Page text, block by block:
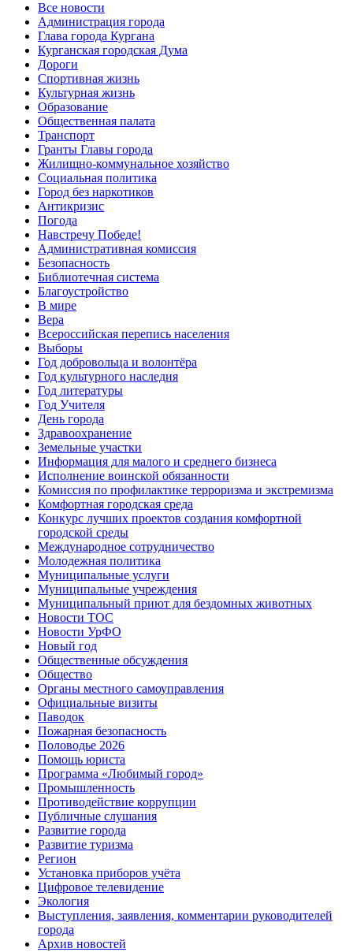
Все новости
Администрация города
Глава города Кургана
Курганская городская Дума
Дороги
Спортивная жизнь
Культурная жизнь
Образование
Общественная палата
Транспорт
Гранты Главы города
Жилищно-коммунальное хозяйство
Социальная политика
Город без наркотиков
Антикризис
Погода
Навстречу Победе!
Административная комиссия
Безопасность
Библиотечная система
Благоустройство
В мире
Вера
Всероссийская перепись населения
Выборы
Год добровольца и волонтёра
Год культурного наследия
Год литературы
Год Учителя
День города
Здравоохранение
Земельные участки
Информация для малого и среднего бизнеса
Исполнение воинской обязанности
Комиссия по профилактике терроризма и экстремизма
Комфортная городская среда
Конкурс лучших проектов создания комфортной
городской среды
Международное сотрудничество
Молодежная политика
Муниципальные услуги
Муниципальные учреждения
Муниципальный приют для бездомных животных
Новости ТОС
Новости УрФО
Новый год
Общественные обсуждения
Общество
Органы местного самоуправления
Официальные визиты
Паводок
Пожарная безопасность
Половодье 2026
Помощь юриста
Программа «Любимый город»
Промышленность
Противодействие коррупции
Публичные слушания
Развитие города
Развитие туризма
Регион
Установка приборов учёта
Цифровое телевидение
Экология
Выступления, заявления, комментарии руководителей
города
Архив новостей